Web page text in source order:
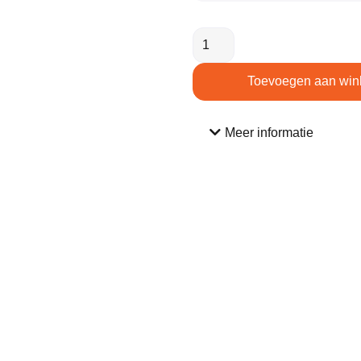
Toevoegen aan
Meer informatie